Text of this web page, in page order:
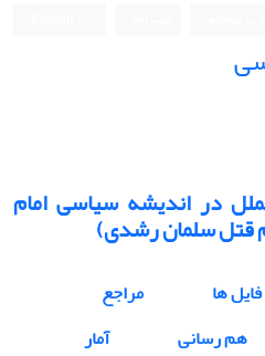
در اندیشه سیاسی امام
قتل سلمان رشدی)
فایل ها
مراجع
هم رسانی
آمار